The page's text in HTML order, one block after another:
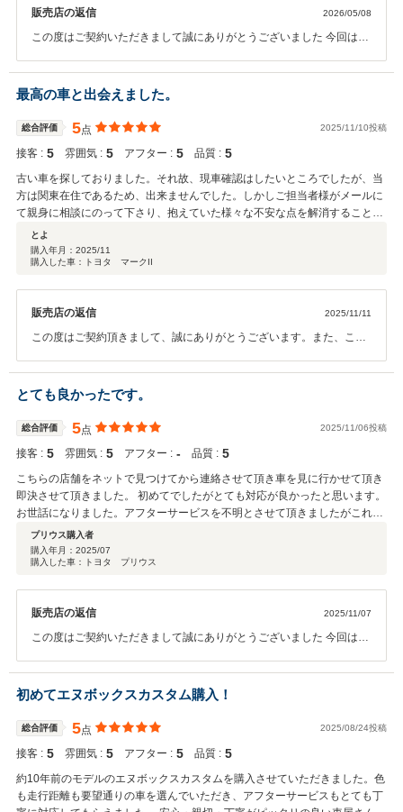
販売店の返信 2026/05/08
この度はご契約いただきまして誠にありがとうございました 今回はこ
す 何かお困りの際はぜひお気軽にご連絡ください 今後とも、どうぞ宜
しくお願いいたします
最高の車と出会えました。
総合評価 5点 2025/11/10投稿
接客 : 5 雰囲気 : 5 アフター : 5 品質 : 5
古い車を探しておりました。それ故、現車確認はしたいところでしたが、当
方は関東在住であるため、出来ませんでした。しかしご担当者様がメールに
て親身に相談にのって下さり、抱えていた様々な不安な点を解消することが
出来ました。引き取り時に初めて現車を見ましたが、想像よりずっと状態が
よく、ご担当者様の車への愛が伝わってきました。正直なところ走行自体に
はさほど影響がないといえる細かな点も整備してくださっており、自宅まで
ます。本当にありがとうございました。
とよ
購入年月： 2025/11
購入した車：トヨタ マークII
販売店の返信 2025/11/11
この度はご契約頂きまして、誠にありがとうございます。また、この
喜んで頂けることが、何よりも私共の励みになります。インターネッ
トで車を購入する時代になってきましたので遠方の方でも安心してご
購入いただけるように少しでも不安をなくすようにお車の細部に渡る
ご説明も、今後より一層社員全員で徹底させたいと思っております。
この度はご契約誠にありがとうございました。
とても良かったです。
総合評価 5点 2025/11/06投稿
接客 : 5 雰囲気 : 5 アフター : ‐ 品質 : 5
こちらの店舗をネットで見つけてから連絡させて頂き車を見に行かせて頂き
即決させて頂きました。 初めてでしたがとても対応が良かったと思います。
お世話になりました。アフターサービスを不明とさせて頂きましたがこれか
らのことなのでご了承下さい。
プリウス購入者
購入年月： 2025/07
購入した車：トヨタ プリウス
販売店の返信 2025/11/07
この度はご契約いただきまして誠にありがとうございました 今回はこ
す 何かお困りの際はぜひお気軽にご連絡ください 今後とも、どうぞ宜
しくお願いいたします
初めてエヌボックスカスタム購入！
総合評価 5点 2025/08/24投稿
接客 : 5 雰囲気 : 5 アフター : 5 品質 : 5
約10年前のモデルのエヌボックスカスタムを購入させていただきました。色
も走行距離も要望通りの車を選んでいただき、アフターサービスもとても丁